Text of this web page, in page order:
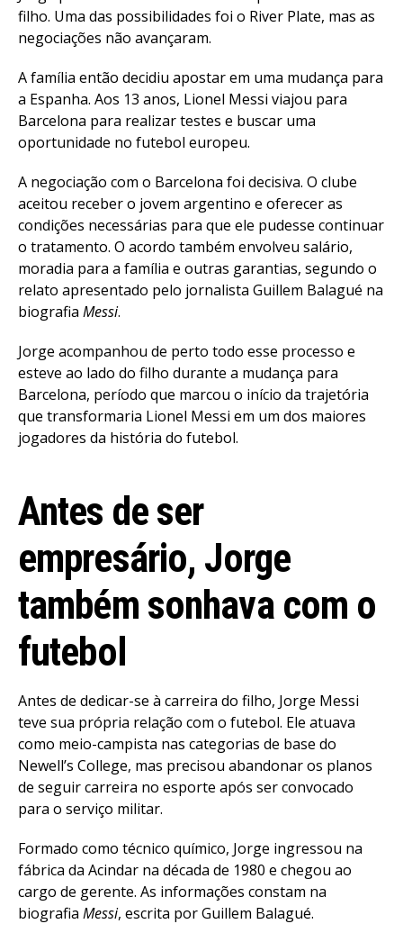
filho. Uma das possibilidades foi o River Plate, mas as
negociações não avançaram.
A família então decidiu apostar em uma mudança para
a Espanha. Aos 13 anos, Lionel Messi viajou para
Barcelona para realizar testes e buscar uma
oportunidade no futebol europeu.
A negociação com o Barcelona foi decisiva. O clube
aceitou receber o jovem argentino e oferecer as
condições necessárias para que ele pudesse continuar
o tratamento. O acordo também envolveu salário,
moradia para a família e outras garantias, segundo o
relato apresentado pelo jornalista Guillem Balagué na
biografia Messi.
Jorge acompanhou de perto todo esse processo e
esteve ao lado do filho durante a mudança para
Barcelona, período que marcou o início da trajetória
que transformaria Lionel Messi em um dos maiores
jogadores da história do futebol.
Antes de ser
empresário, Jorge
também sonhava com o
futebol
Antes de dedicar-se à carreira do filho, Jorge Messi
teve sua própria relação com o futebol. Ele atuava
como meio-campista nas categorias de base do
Newell’s College, mas precisou abandonar os planos
de seguir carreira no esporte após ser convocado
para o serviço militar.
Formado como técnico químico, Jorge ingressou na
fábrica da Acindar na década de 1980 e chegou ao
cargo de gerente. As informações constam na
biografia Messi, escrita por Guillem Balagué.